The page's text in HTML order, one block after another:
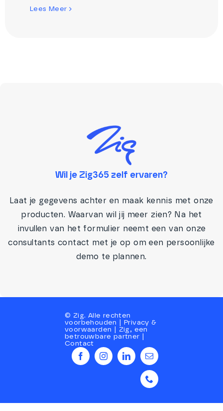
Lees Meer
Wil je Zig365 zelf ervaren?
Laat je gegevens achter en maak kennis met onze
producten. Waarvan wil jij meer zien? Na het
invullen van het formulier neemt een van onze
consultants contact met je op om een persoonlijke
demo te plannen.
© Zig. Alle rechten
voorbehouden |Privacy &
voorwaarden
Zig, een
betrouwbare partner
Contact